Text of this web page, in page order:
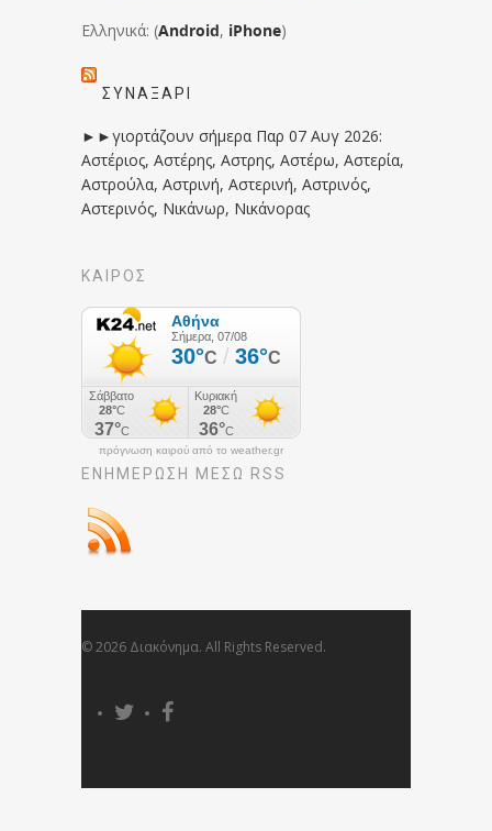
Ελληνικά: (Android, iPhone)
ΣΥΝΑΞΆΡΙ
►►γιορτάζουν σήμερα Παρ 07 Αυγ 2026:
Αστέριος, Αστέρης, Αστρης, Αστέρω, Αστερία,
Αστρούλα, Αστρινή, Αστερινή, Αστρινός,
Αστερινός, Νικάνωρ, Νικάνορας
ΚΑΙΡΟΣ
πρόγνωση καιρού από το weather.gr
ΕΝΗΜΈΡΩΣΉ ΜΕΣΩ RSS
© 2026 Διακόνημα. All Rights Reserved.